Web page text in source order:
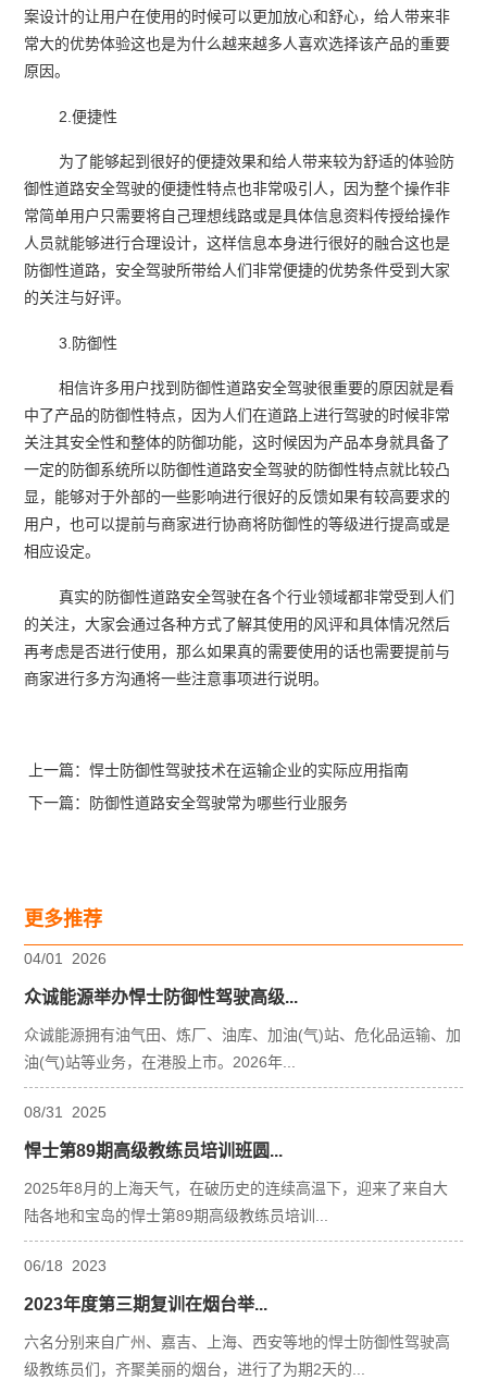
案设计的让用户在使用的时候可以更加放心和舒心，给人带来非
常大的优势体验这也是为什么越来越多人喜欢选择该产品的重要
原因。
2.便捷性
为了能够起到很好的便捷效果和给人带来较为舒适的体验防
御性道路安全驾驶的便捷性特点也非常吸引人，因为整个操作非
常简单用户只需要将自己理想线路或是具体信息资料传授给操作
人员就能够进行合理设计，这样信息本身进行很好的融合这也是
防御性道路，安全驾驶所带给人们非常便捷的优势条件受到大家
的关注与好评。
3.防御性
相信许多用户找到防御性道路安全驾驶很重要的原因就是看
中了产品的防御性特点，因为人们在道路上进行驾驶的时候非常
关注其安全性和整体的防御功能，这时候因为产品本身就具备了
一定的防御系统所以防御性道路安全驾驶的防御性特点就比较凸
显，能够对于外部的一些影响进行很好的反馈如果有较高要求的
用户，也可以提前与商家进行协商将防御性的等级进行提高或是
相应设定。
真实的防御性道路安全驾驶在各个行业领域都非常受到人们
的关注，大家会通过各种方式了解其使用的风评和具体情况然后
再考虑是否进行使用，那么如果真的需要使用的话也需要提前与
商家进行多方沟通将一些注意事项进行说明。
上一篇：悍士防御性驾驶技术在运输企业的实际应用指南
下一篇： 防御性道路安全驾驶常为哪些行业服务
更多推荐
04/01 2026
众诚能源举办悍士防御性驾驶高级...
众诚能源拥有油气田、炼厂、油库、加油(气)站、危化品运输、加
油(气)站等业务，在港股上市。2026年...
08/31 2025
悍士第89期高级教练员培训班圆...
2025年8月的上海天气，在破历史的连续高温下，迎来了来自大
陆各地和宝岛的悍士第89期高级教练员培训...
06/18 2023
2023年度第三期复训在烟台举...
六名分别来自广州、嘉吉、上海、西安等地的悍士防御性驾驶高
级教练员们，齐聚美丽的烟台，进行了为期2天的...